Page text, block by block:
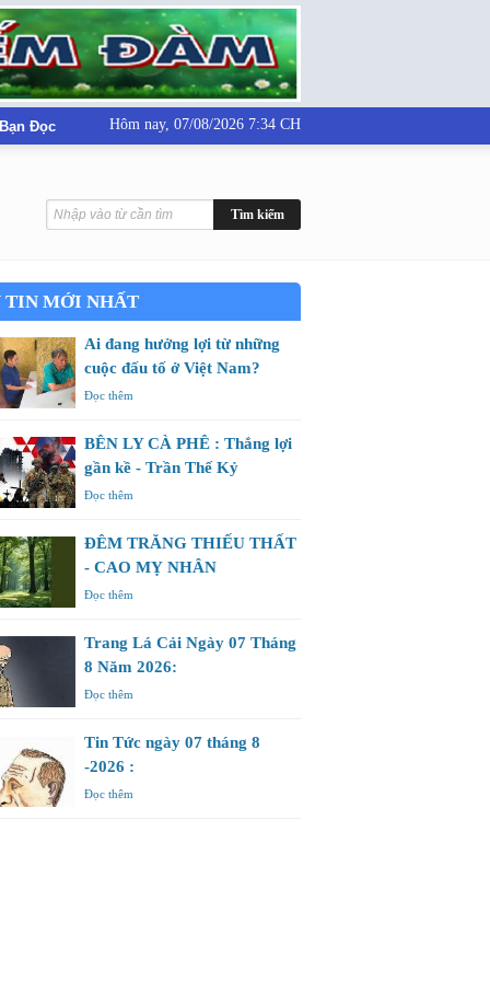
Đọc Hôm nay, 07/08/2026 7:34 CH
TIN MỚI NHẤT
Ai đang hưởng lợi từ những
cuộc đấu tố ở Việt Nam?
Đọc thêm
BÊN LY CÀ PHÊ : Thắng lợi
gần kề - Trần Thế Kỷ
Đọc thêm
ĐÊM TRĂNG THIẾU THẤT
- CAO MỴ NHÂN
Đọc thêm
Trang Lá Cải Ngày 07 Tháng
8 Năm 2026:
Đọc thêm
Tin Tức ngày 07 tháng 8
-2026 :
Đọc thêm